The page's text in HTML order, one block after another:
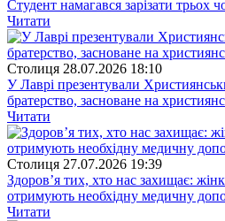
Студент намагався зарізати трьох
Читати
Столиця 28.07.2026 18:10
У Лаврі презентували
братерство, засноване на
Читати
Столиця 27.07.2026 19:39
Здоров’я тих, хто нас захищає:
отримують необхідну медичну
Читати